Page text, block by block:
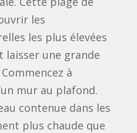
les
les plus élevées
laisser une grande
à
mur au plafond.
contenue dans les
plus chaude que